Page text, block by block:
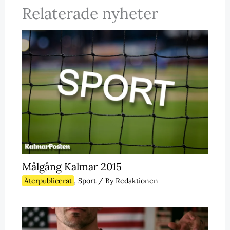
Relaterade nyheter
Målgång Kalmar 2015
Återpublicerat , Sport/ ByRedaktionen